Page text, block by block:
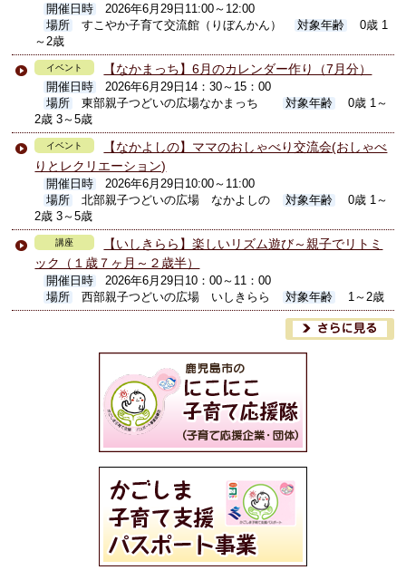
開催日時
2026年6月29日11:00～12:00
場所
すこやか子育て交流館（りぼんかん） 対象年齢
0歳 1
～2歳
イベント 【なかまっち】6月のカレンダー作り（7月分）
開催日時
2026年6月29日14：30～15：00
場所
東部親子つどいの広場なかまっち 対象年齢
0歳 1～
2歳 3～5歳
イベント
【なかよしの】ママのおしゃべり交流会(おしゃべ
りとレクリエーション)
開催日時
2026年6月29日10:00～11:00
場所
北部親子つどいの広場 なかよしの 対象年齢
0歳 1～
2歳 3～5歳
講座
【いしきらら】楽しいリズム遊び～親子でリトミ
ック（１歳７ヶ月～２歳半）
開催日時
2026年6月29日10：00～11：00
場所
西部親子つどいの広場 いしきらら 対象年齢 1～2歳